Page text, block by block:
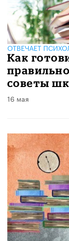
ОТВЕЧАЕТ
Как
советы
16 мая